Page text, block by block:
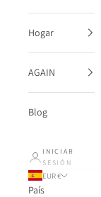
Hogar
AGAIN
Blog
INICIAR
SESIÓN
EUR €
País